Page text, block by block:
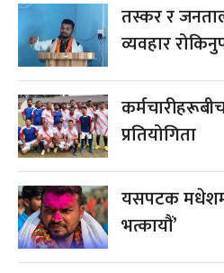
तस्कर र
व्यवहार
प्रतियोगिता
यसपटक
भत्कायौं’